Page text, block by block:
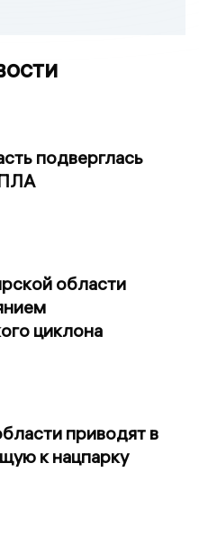
подверглась
области
циклона
приводят в
к нацпарку